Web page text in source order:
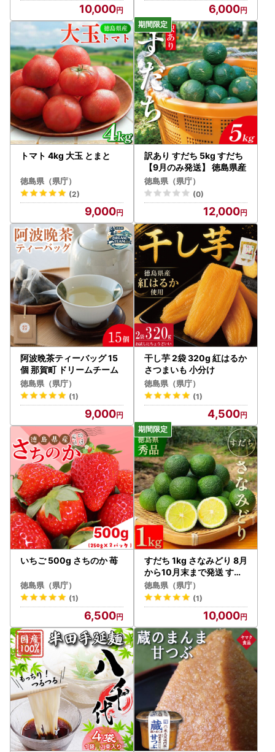
10,000 6,000
トマト 4kg 大玉 とまと
徳島県（県庁）
(2)
9,000
訳あり すだち 5kg すだち
【9月のみ発送】 徳島県産
徳島県（県庁）
(0)
12,000
阿波晩茶ティーバッグ 15
個 那賀町 ドリームチーム
徳島県（県庁）
(1)
9,000
干し芋 2袋 320g 紅はるか
さつまいも 小分け
徳島県（県庁）
(1)
4,500
いちご 500g さちのか 苺
徳島県（県庁）
(1)
6,500
すだち 1kg さなみどり 8月
から10月末まで発送 すだ
ち
徳島県（県庁）
(1)
10,000